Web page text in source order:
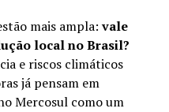
mais ampla:vale
local no Brasil?
e riscos climáticos
já pensam em
Mercosul como um